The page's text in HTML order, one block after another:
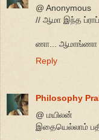
@ Anonymous
// ஆமா இந்த
ணா... ஆமாங்ணா
Reply
Philosophy
@ மயிலன்
இதையெல்லாம்